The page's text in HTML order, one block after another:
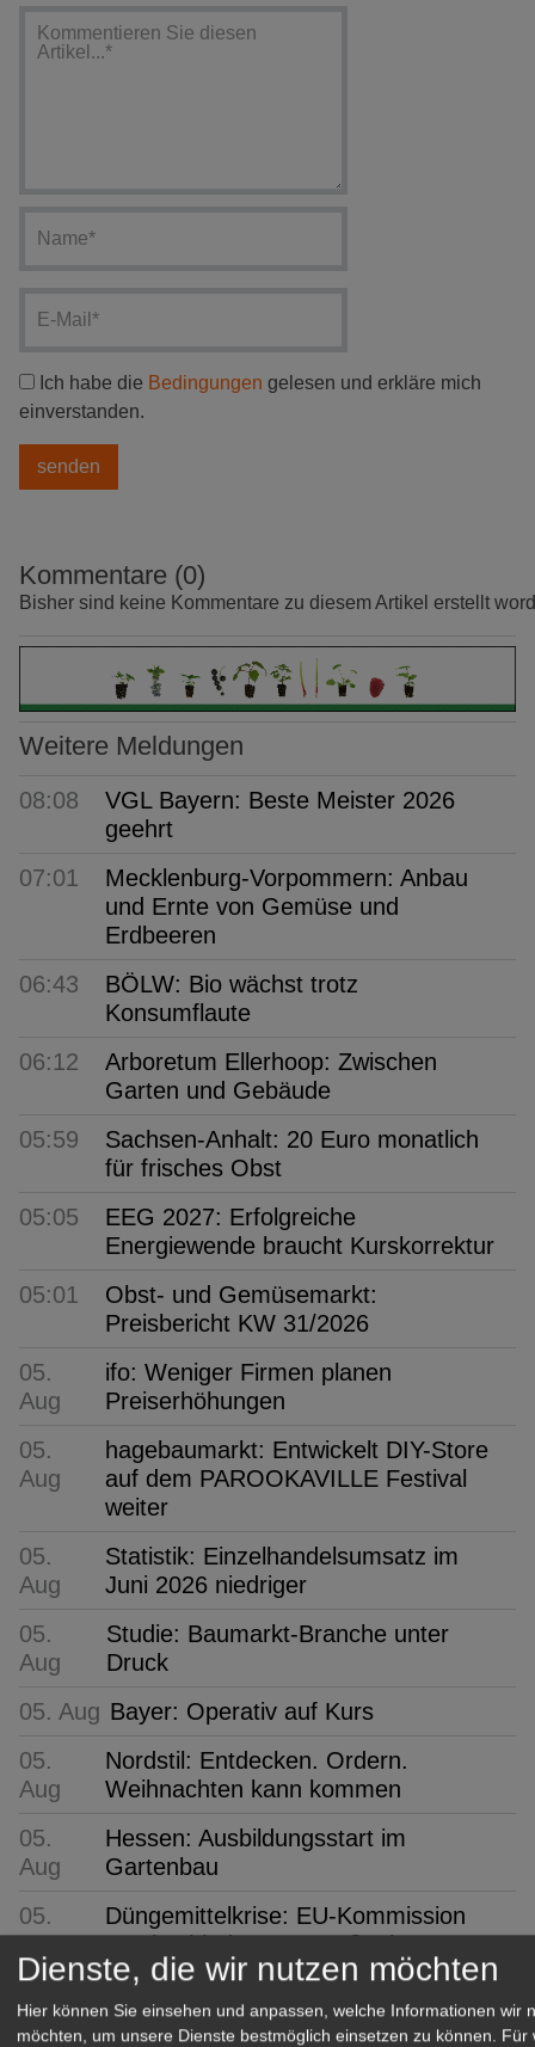
Ich habe die Bedingungen gelesen und erkläre mich
einverstanden.
Kommentare (0)
Bisher sind keine Kommentare zu diesem Artikel erstellt
Weitere Meldungen
08:08
VGL Bayern: Beste Meister 2026
geehrt
07:01
Mecklenburg-Vorpommern: Anbau
und Ernte von Gemüse und
Erdbeeren
06:43
BÖLW: Bio wächst trotz
Konsumflaute
06:12
Arboretum Ellerhoop: Zwischen
Garten und Gebäude
05:59
Sachsen-Anhalt: 20 Euro monatlich
für frisches Obst
05:05
EEG 2027: Erfolgreiche
Energiewende braucht Kurskorrektur
05:01
Obst- und Gemüsemarkt:
Preisbericht KW 31/2026
05.
Aug
ifo: Weniger Firmen planen
Preiserhöhungen
05.
Aug
hagebaumarkt: Entwickelt DIY-Store
auf dem PAROOKAVILLE Festival
weiter
05.
Aug
Statistik: Einzelhandelsumsatz im
Juni 2026 niedriger
05.
Aug
Studie: Baumarkt-Branche unter
Druck
05. Aug Bayer: Operativ auf Kurs
05.
Aug
Nordstil: Entdecken. Ordern.
Weihnachten kann kommen
05.
Aug
Hessen: Ausbildungsstart im
Gartenbau
05.
Aug
Düngemittelkrise: EU-Kommission
verabschiedet Stützmaßnahmen
GABOT Top-Jobs
Dienste, die wir nutzen möchten
Hier können Sie einsehen und anpassen, welche Informationen wir
möchten, um unsere Dienste bestmöglich einsetzen zu können.
Für